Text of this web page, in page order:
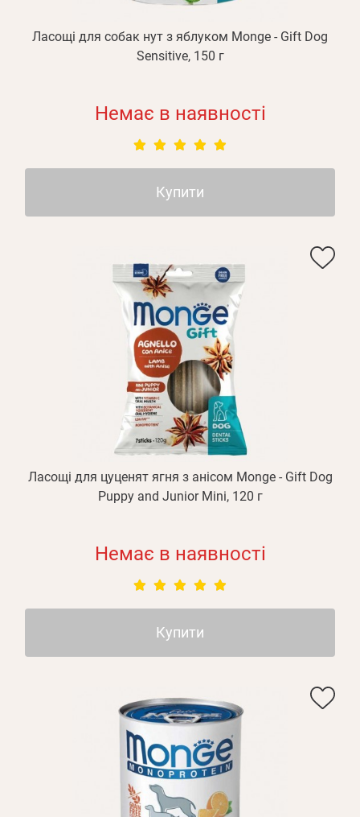
Ласощі для собак нут з яблуком Monge - Gift Dog
Sensitive, 150 г
Немає в наявності
Купити
Ласощі для цуценят ягня з анісом Monge - Gift Dog
Puppy and Junior Mini, 120 г
Немає в наявності
Купити